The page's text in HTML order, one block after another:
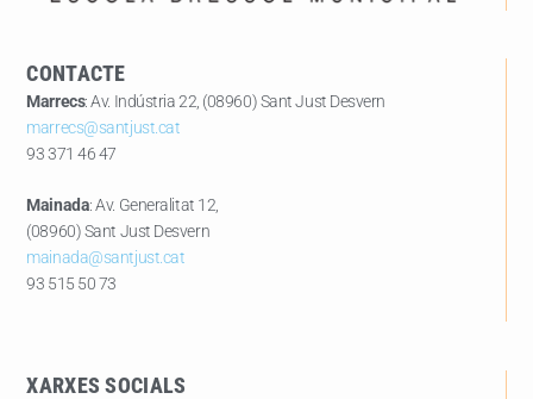
CONTACTE
Marrecs: Av. Indústria 22, (08960) Sant Just Desvern
marrecs@santjust.cat
93 371 46 47
Mainada: Av. Generalitat 12,
(08960) Sant Just Desvern
mainada@santjust.cat
93 515 50 73
XARXES SOCIALS